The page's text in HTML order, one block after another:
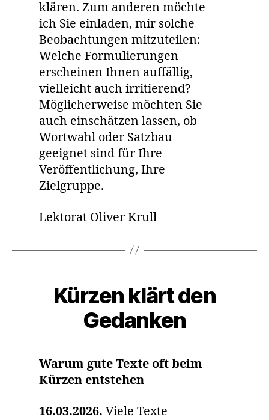
klären. Zum anderen möchte
ich Sie einladen, mir solche
Beobachtungen mitzuteilen:
Welche Formulierungen
erscheinen Ihnen auffällig,
vielleicht auch irritierend?
Möglicherweise möchten Sie
auch einschätzen lassen, ob
Wortwahl oder Satzbau
geeignet sind für Ihre
Veröffentlichung, Ihre
Zielgruppe.
Lektorat Oliver Krull
Kürzen klärt den
Gedanken
Warum gute Texte oft beim
Kürzen entstehen
16.03.2026. Viele Texte